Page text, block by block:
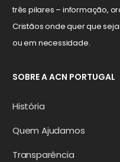
três pilares – informação,
Cristãos onde quer que
ou em necessidade.
SOBRE A ACN PORTUGAL
História
Quem Ajudamos
Transparência